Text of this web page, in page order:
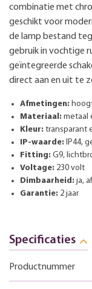
combinatie met
geschikt voor
de lamp bestand
gebruik in vochtige
geïntegreerde
direct aan en uit te
Afmetingen:
Materiaal: metaal
Kleur: transparant
IP-waarde: IP44,
Fitting: G9,
Voltage: 230 volt
Dimbaarheid: ja,
Garantie: 2 jaar
Specificaties
Productnummer